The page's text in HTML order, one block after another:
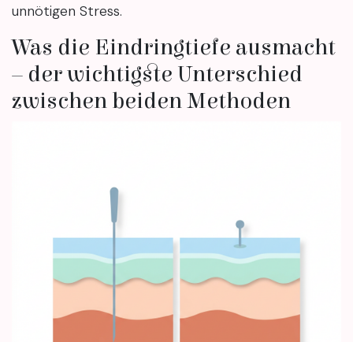
unnötigen Stress.
Was die Eindringtiefe ausmacht
– der wichtigste Unterschied
zwischen beiden Methoden